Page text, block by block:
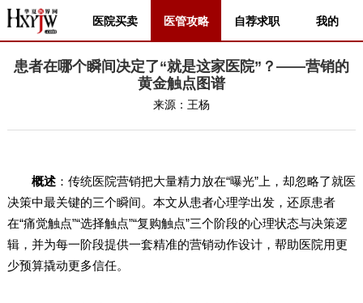
医院买卖 医管攻略 自荐求职 我的
患者在哪个瞬间决定了“就是这家医院”？——营销的
黄金触点图谱
来源： 王杨
概述：传统医院营销把大量精力放在“曝光”上，却忽略了就医
决策中最关键的三个瞬间。本文从患者心理学出发，还原患者
在“痛觉触点”“选择触点”“复购触点”三个阶段的心理状态与决策逻
辑，并为每一阶段提供一套精准的营销动作设计，帮助医院用更
少预算撬动更多信任。